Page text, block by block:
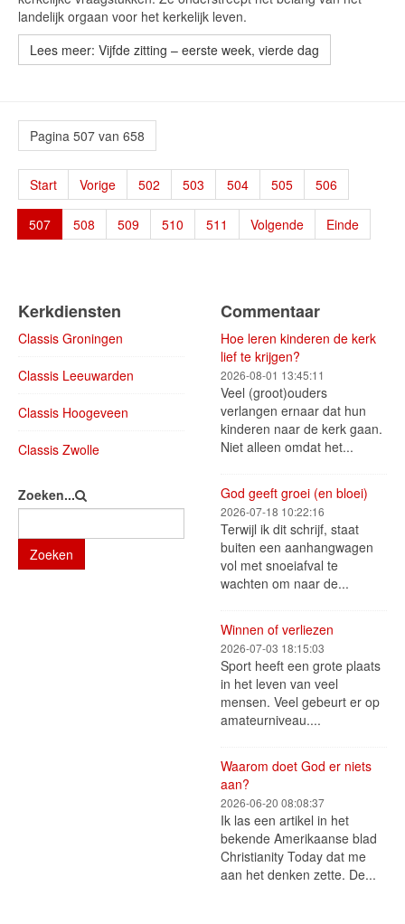
landelijk orgaan voor het kerkelijk leven.
Lees meer: Vijfde zitting – eerste week, vierde dag
Pagina 507 van 658
Start Vorige 502 503 504 505 506
507 508 509 510 511 Volgende Einde
Kerkdiensten
Classis Groningen
Classis Leeuwarden
Classis Hoogeveen
Classis Zwolle
Zoeken...
Zoeken
Commentaar
Hoe leren kinderen de kerk
lief te krijgen?
2026-08-01 13:45:11
Veel (groot)ouders
verlangen ernaar dat hun
kinderen naar de kerk gaan.
Niet alleen omdat het...
God geeft groei (en bloei)
2026-07-18 10:22:16
Terwijl ik dit schrijf, staat
buiten een aanhangwagen
vol met snoeiafval te
wachten om naar de...
Winnen of verliezen
2026-07-03 18:15:03
Sport heeft een grote plaats
in het leven van veel
mensen. Veel gebeurt er op
amateurniveau....
Waarom doet God er niets
aan?
2026-06-20 08:08:37
Ik las een artikel in het
bekende Amerikaanse blad
Christianity Today dat me
aan het denken zette. De...